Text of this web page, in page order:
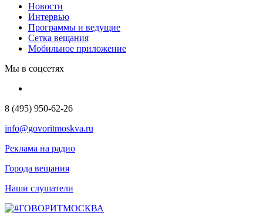
Новости
Интервью
Программы и ведущие
Сетка вещания
Мобильное приложение
Мы в соцсетях
8 (495) 950-62-26
info@govoritmoskva.ru
Реклама на радио
Города вещания
Наши слушатели